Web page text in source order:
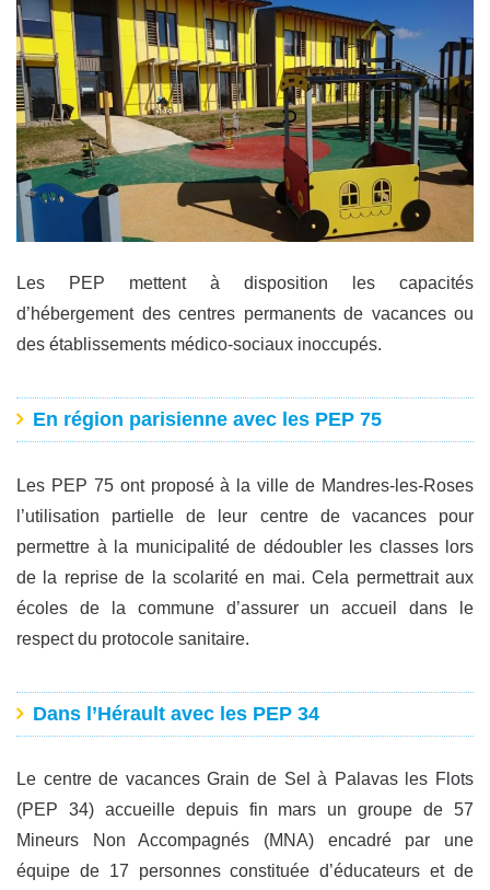
Les PEP mettent à disposition les capacités
d’hébergement des centres permanents de vacances ou
des établissements médico-sociaux inoccupés.
En région parisienne avec les PEP 75
Les PEP 75 ont proposé à la ville de Mandres-les-Roses
l’utilisation partielle de leur centre de vacances pour
permettre à la municipalité de dédoubler les classes lors
de la reprise de la scolarité en mai. Cela permettrait aux
écoles de la commune d’assurer un accueil dans le
respect du protocole sanitaire.
Dans l’Hérault avec les PEP 34
Le centre de vacances Grain de Sel à Palavas les Flots
(PEP 34) accueille depuis fin mars un groupe de 57
Mineurs Non Accompagnés (MNA) encadré par une
équipe de 17 personnes constituée d’éducateurs et de